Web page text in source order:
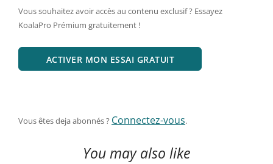
Vous souhaitez avoir accès au contenu exclusif ? Essayez
KoalaPro Prémium gratuitement !
ACTIVER MON ESSAI GRATUIT
Vous êtes deja abonnés ? Connectez-vous.
You may also like